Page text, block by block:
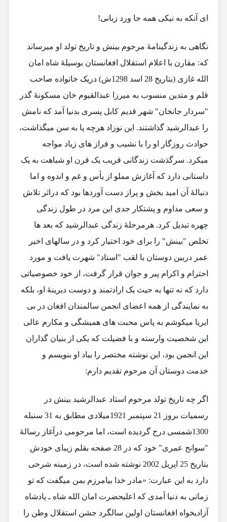
ای آنکه به نیکی همه جا ورد زبانی!
نگاهی به زندگینامۀ مرحوم بینش و تاریخ تولد او میرساند
که: مقارن با اعلام استقلال افغانستان بوسیلۀ شاه امان
الله غازی (بتاریخ 28 اسد 1298ش) دریک خانواده صاحب
قلم و متدین منسوب به میرزا عبدالقیوم خان مسکونۀ گذر
"سردار جانخان" شهر قدیم کابل پسری بدنیا آمد که نامش
را عبدالرشید گذاشتند. این نوزاد هرچه پا به سن میگذاشت،
حوادث روزگار او را با نشیب و فراز های زیاد مواجه
میکرد. سرگذشت زندگانی قریب یک قرن او شباهت به یک
داستانی دارد که آغازش مملو از یأس و غم و اندوه و اما
دنبالۀ آن امید بخش و پراز دست آوردها بود که دراثر تلاش
و سعی مداوم و پشتکار جدی این مرد در طول زندگی
چهره تبدیل کرد. هرمرحلۀ زندگی عبدالرشید که بعد ها
تخلص "بینش" را برای خود اختیار کرد و در سالهای اخیر
عمر دربین دوستان با لقب "استاد" شهرت یافت و مورد
احترام و اکرام پیر و جوان قرار گرفت، از خود خصوصیاتی
دارد که نه تنها به حیث یک ارادتمند و دوست دیرینۀ او، بلکه
به نمایندگی از همه اعضای انجمن سالمندان افغان در بی
ایریا میکوشم به پاس محبت های همیشگی و مکارم عالی
این شخصیت وارسته و با فضیلت که یکی از بنیان گذاران
این انجمن بود، این نوشته مختصر را بیاد او بنویسم و
خدمت دوستان آن مرحوم تقدیم دارم:
اگر چه تاریخ تولد مرحوم استاد عبدالرشید بینش در
رسمیات بروز 21 سپتمبر 1921میلادی مطابق به 31 سنبله
1300شمسی درج گردیده است، اما مرحومی درآغاز رسالۀ
"سوانح عمری" خود که در 28 صفحه بقلم زیبای خودش
بتاریخ 25 اپریل 2002 نوشته شده است، در زمینه شرحی
دارد به این عبارت: «مادر خدا بیامرزم بمن میگفت که تو
زمانی به دنیا آمدی که اعلیحضرت امان الله شاه ـ پادشاه
آزادیخواه افغانستان اولین سالگرد جشن استقلال وطن را